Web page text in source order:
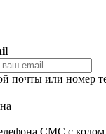
почты или номер
СМС с кодом